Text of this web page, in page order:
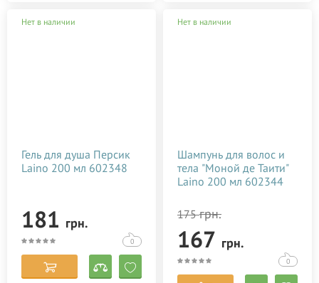
Нет в наличии
Гель для душа Персик
Laino 200 мл 602348
181 грн.
0
Нет в наличии
Шампунь для волос и
тела "Моной де Таити"
Laino 200 мл 602344
175грн.
167 грн.
0